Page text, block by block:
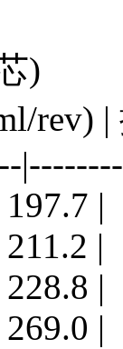
)
rev)
|
|
|
|